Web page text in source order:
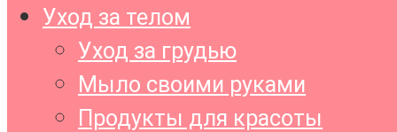
Уход за телом
Уход за грудью
Мыло своими руками
Продукты для красоты